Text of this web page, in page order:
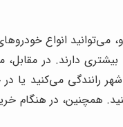
می‌توانید انواع
دارند. در
رانندگی می‌کنید یا
همچنین، در هنگام